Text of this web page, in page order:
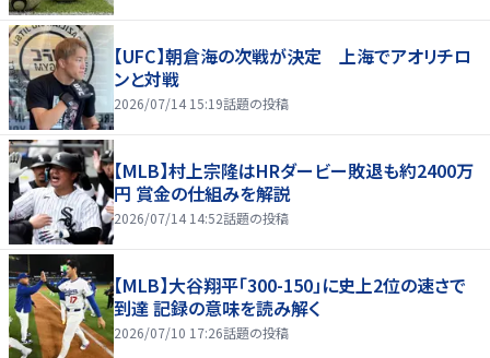
【UFC】朝倉海の次戦が決定 上海でアオリチロ
ンと対戦
2026/07/14 15:19話題の投稿
【MLB】村上宗隆はHRダービー敗退も約2400万
円 賞金の仕組みを解説
2026/07/14 14:52話題の投稿
【MLB】大谷翔平「300-150」に史上2位の速さで
到達 記録の意味を読み解く
2026/07/10 17:26話題の投稿